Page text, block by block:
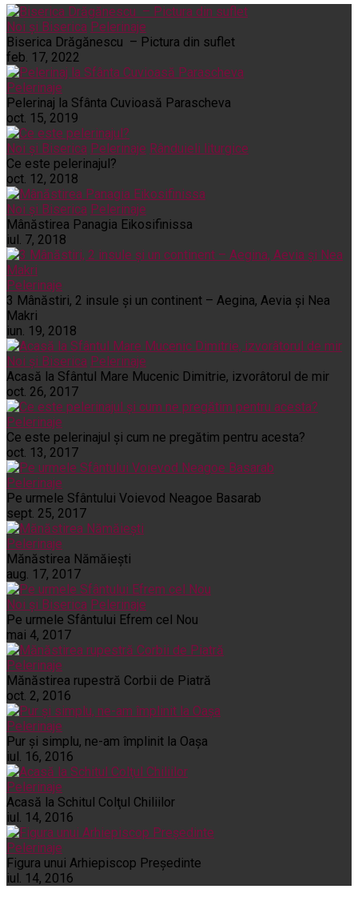
Noi și Biserica Pelerinaje
Biserica Drăgănescu – Pictura din suflet
feb. 17, 2022
Pelerinaje
Pelerinaj la Sfânta Cuvioasă Parascheva
oct. 15, 2019
Noi și Biserica Pelerinaje Rânduieli liturgice
Ce este pelerinajul?
oct. 12, 2018
Noi și Biserica Pelerinaje
Mânăstirea Panagia Eikosifinissa
iul. 7, 2018
Pelerinaje
3 Mânăstiri, 2 insule și un continent – Aegina, Aevia și Nea
Makri
iun. 19, 2018
Noi și Biserica Pelerinaje
Acasă la Sfântul Mare Mucenic Dimitrie, izvorâtorul de mir
oct. 26, 2017
Pelerinaje
Ce este pelerinajul şi cum ne pregătim pentru acesta?
oct. 13, 2017
Pelerinaje
Pe urmele Sfântului Voievod Neagoe Basarab
sept. 25, 2017
Pelerinaje
Mănăstirea Nămăiești
aug. 17, 2017
Noi și Biserica Pelerinaje
Pe urmele Sfântului Efrem cel Nou
mai 4, 2017
Pelerinaje
Mănăstirea rupestră Corbii de Piatră
oct. 2, 2016
Pelerinaje
Pur şi simplu, ne-am împlinit la Oaşa
iul. 16, 2016
Pelerinaje
Acasă la Schitul Colţul Chiliilor
iul. 14, 2016
Pelerinaje
Figura unui Arhiepiscop Preşedinte
iul. 14, 2016